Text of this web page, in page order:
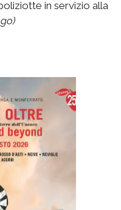
in servizio alla